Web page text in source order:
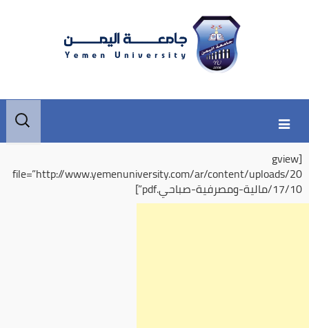
content
secondary
البحث
عن:
[gview
file=”http://www.yemenuniversity.com/ar/content/uploads/20
17/10/مالية-ومصرفية-صباحي.pdf”]